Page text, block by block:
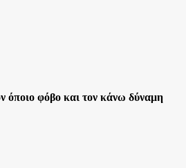
φόβο και τον κάνω δύναμη